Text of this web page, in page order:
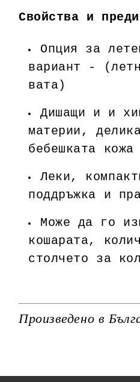
Свойства и
Опция за
вариант -
вата)
Дишащи и и
материи,
бебешката кожа
Леки,
поддръжка и
Може да го
кошарата,
столчето за
Произведено в